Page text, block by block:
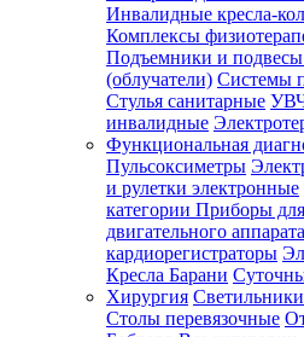
Инвалидные кресла-
Комплексы
Подъемники и
(облучатели) Системы
Стулья санитарные
инвалидные
Функциональная
Пульсоксиметры
и рулетки электронные
категории Приборы
двигательного аппарата
кардиорегистраторы
Кресла Барани
Хирургия Светильники
Столы перевязочные